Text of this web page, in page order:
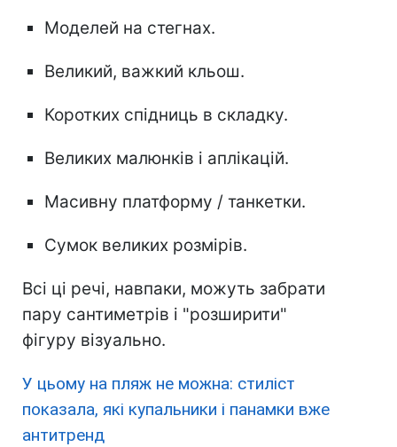
Моделей на стегнах.
Великий, важкий кльош.
Коротких спідниць в складку.
Великих малюнків і аплікацій.
Масивну платформу / танкетки.
Сумок великих розмірів.
Всі ці речі, навпаки, можуть забрати
пару сантиметрів і "розширити"
фігуру візуально.
У цьому на пляж не можна: стиліст
показала, які купальники і панамки вже
антитренд